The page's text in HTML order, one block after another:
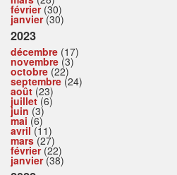
février(30)
janvier(30)
2023
décembre (17)
novembre (3)
octobre (22)
septembre (24)
août (23)
juillet(6)
juin (3)
mai (6)
avril(11)
mars(27)
février(22)
janvier(38)